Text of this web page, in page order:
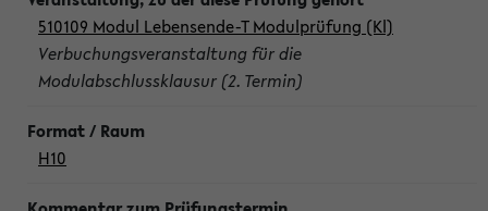
510109 Modul Lebensende-T Modulprüfung (Kl)
Verbuchungsveranstaltung für die
Modulabschlussklausur (2. Termin)
H10